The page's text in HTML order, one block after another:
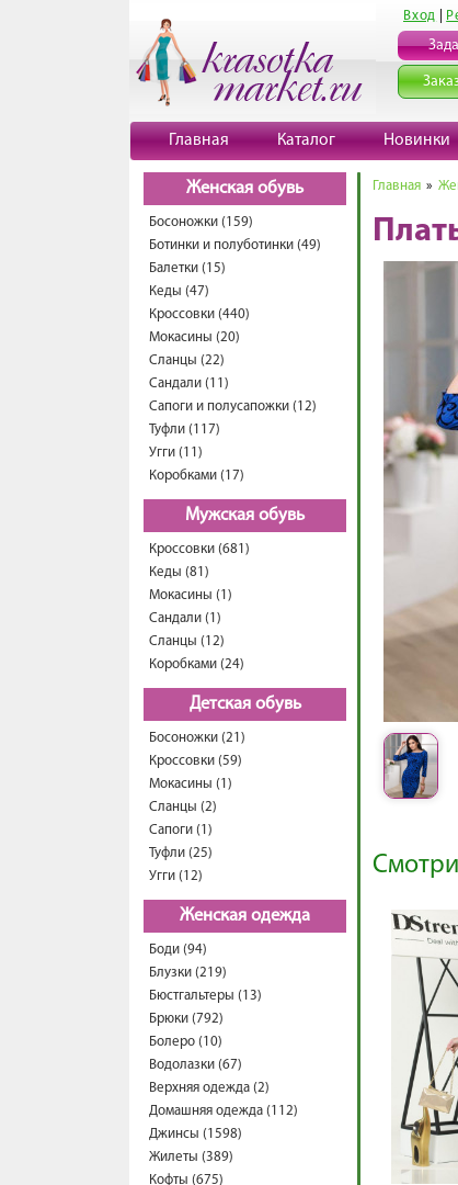
Вход
Главная Каталог Новинки
Женская обувь
Босоножки (159)
Ботинки и полуботинки (49)
Балетки (15)
Кеды (47)
Кроссовки (440)
Мокасины (20)
Сланцы (22)
Сандали (11)
Сапоги и полусапожки (12)
Туфли (117)
Угги (11)
Коробками (17)
Мужская обувь
Кроссовки (681)
Кеды (81)
Мокасины (1)
Сандали (1)
Сланцы (12)
Коробками (24)
Детская обувь
Босоножки (21)
Кроссовки (59)
Мокасины (1)
Сланцы (2)
Сапоги (1)
Туфли (25)
Угги (12)
Женская одежда
Боди (94)
Блузки (219)
Бюстгальтеры (13)
Брюки (792)
Болеро (10)
Водолазки (67)
Верхняя одежда (2)
Домашняя одежда (112)
Джинсы (1598)
Жилеты (389)
Кофты (675)
Главная »